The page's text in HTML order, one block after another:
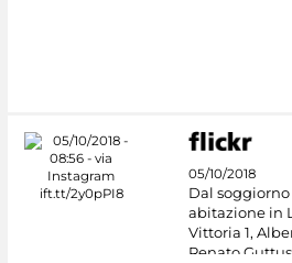
05/10/2018
Dal
abitazione in
Vittoria 1,
Renato